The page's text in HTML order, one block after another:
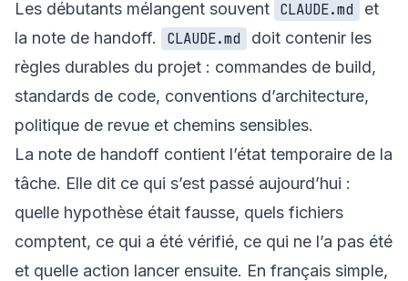
Les débutants mélangent souvent CLAUDE.md
et
la note de handoff.
CLAUDE.md
doit contenir les
règles durables du projet : commandes de build,
standards de code, conventions d’architecture,
politique de revue et chemins sensibles.
La note de handoff contient l’état temporaire de la
tâche. Elle dit ce qui s’est passé aujourd’hui :
quelle hypothèse était fausse, quels fichiers
comptent, ce qui a été vérifié, ce qui ne l’a pas été
et quelle action lancer ensuite. En français simple,